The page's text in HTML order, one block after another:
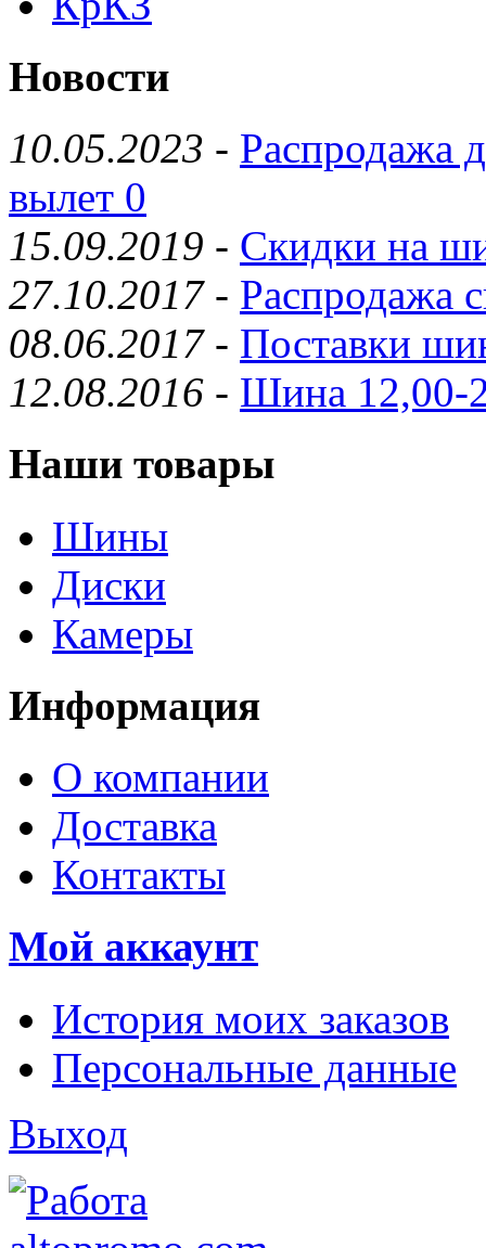
Новости
10.05.2023 - Распродажа
вылет 0
15.09.2019 - Скидки на
27.10.2017- Распродажа
08.06.2017- Поставки
12.08.2016 - Шина 12,00-
Наши товары
Шины
Диски
Камеры
Информация
О компании
Доставка
Контакты
Мой аккаунт
История моих заказов
Персональные данные
Выход